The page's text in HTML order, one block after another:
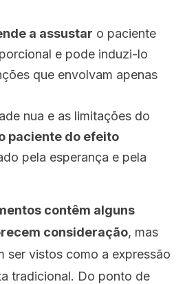
a assustar o paciente
e pode induzi-lo
que envolvam apenas
nua e as limitações do
paciente do efeito
pela esperança e pela
contêm alguns
consideração, mas
ser vistos como a expressão
tradicional. Do ponto de